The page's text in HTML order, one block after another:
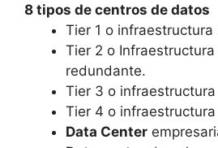
8 tipos de centros de datos
Tier 1 o infraestructura
Tier 2 o
redundante.
Tier 3 o
Tier 4 o
Data Center